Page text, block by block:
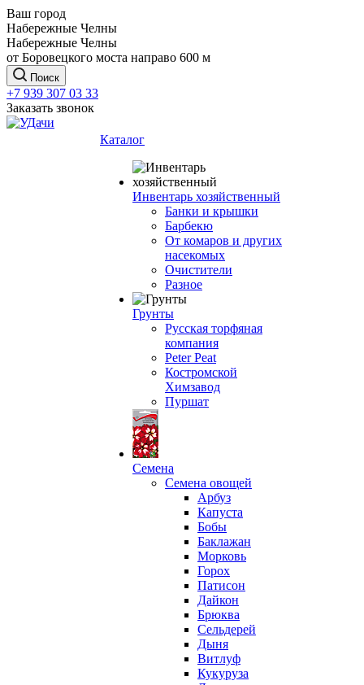
Ваш город
Набережные Челны
Набережные Челны
от Боровецкого моста направо 600 м
Поиск
+7 939 307 03 33
Заказать звонок
Каталог
Инвентарь хозяйственный
Банки и крышки
Барбекю
От комаров и других
насекомых
Очистители
Разное
Грунты
Русская торфяная
компания
Peter Peat
Костромской
Химзавод
Пуршат
Семена
Семена овощей
Арбуз
Капуста
Бобы
Баклажан
Морковь
Горох
Патисон
Дайкон
Брюква
Сельдерей
Дыня
Витлуф
Кукуруза